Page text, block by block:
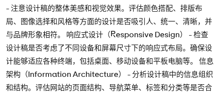
- 注意设计稿的整体美感和视觉效果。评估颜色搭配、排版布
局、图像选择和风格等方面的设计是否吸引人、统一、清晰，并
与品牌形象相符。 响应式设计（Responsive Design） - 检查
设计稿是否考虑了不同设备和屏幕尺寸下的响应式布局。确保设
计能够适应各种终端，包括桌面、移动设备和平板电脑等。 信息
架构（Information Architecture） - 分析设计稿中的信息组织
和结构。评估网站的页面结构、导航菜单、标签和分类等是否合